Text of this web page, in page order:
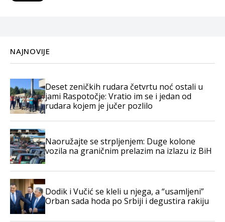
NAJNOVIJE
Deset zeničkih rudara četvrtu noć ostali u
jami Raspotočje: Vratio im se i jedan od
rudara kojem je jučer pozlilo
Naoružajte se strpljenjem: Duge kolone
vozila na graničnim prelazim na izlazu iz BiH
Dodik i Vučić se kleli u njega, a “usamljeni”
Orban sada hoda po Srbiji i degustira rakiju